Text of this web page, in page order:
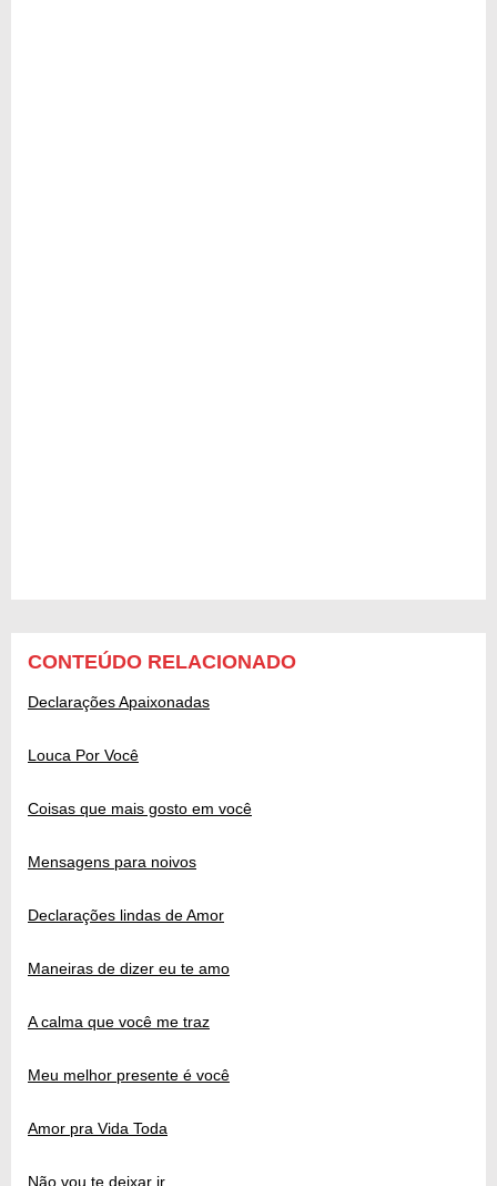
CONTEÚDO RELACIONADO
Declarações Apaixonadas
Louca Por Você
Coisas que mais gosto em você
Mensagens para noivos
Declarações lindas de Amor
Maneiras de dizer eu te amo
A calma que você me traz
Meu melhor presente é você
Amor pra Vida Toda
Não vou te deixar ir